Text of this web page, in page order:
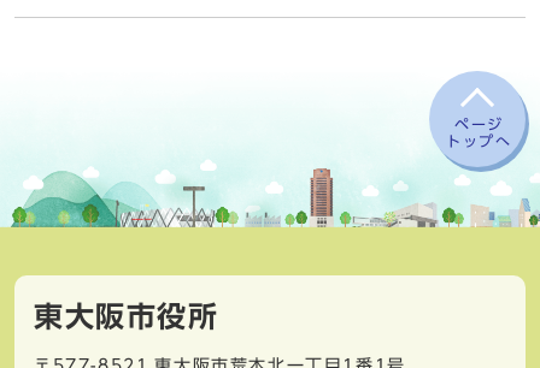
ページ
トップへ
東大阪市役所